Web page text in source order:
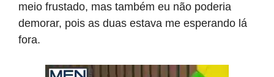
meio frustado, mas também eu não poderia
demorar, pois as duas estava me esperando lá
fora.